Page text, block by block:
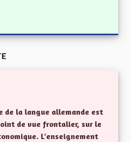
de la langue allemande est
de vue frontalier, sur le
L'enseignement